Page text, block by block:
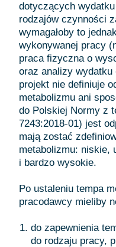
dotyczących
rodzajów czynności
wymagałoby to
wykonywanej pracy
praca fizyczna o
oraz analizy
projekt nie definiuje
metabolizmu ani
do Polskiej Normy z
7243:2018-01) jest
mają zostać
metabolizmu: niskie,
i bardzo wysokie.
Po ustaleniu tempa
pracodawcy mieliby
do zapewnienia
do rodzaju pracy,